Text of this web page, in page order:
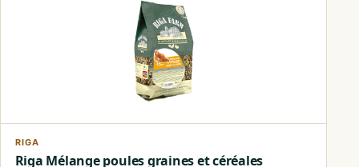
RIGA
Riga Mélange poules graines et céréales